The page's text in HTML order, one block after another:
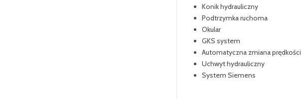
Konik hydrauliczny
Podtrzymka ruchoma
Okular
GKS system
Automatyczna zmiana prędkości
Uchwyt hydrauliczny
System Siemens